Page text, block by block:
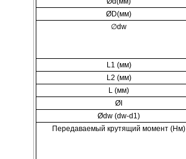
ØD(мм)
∅dw
L1 (мм)
L2 (мм)
L (мм)
ØI
Ødw (dw-d1)
Передаваемый крутящий момент (Нм)